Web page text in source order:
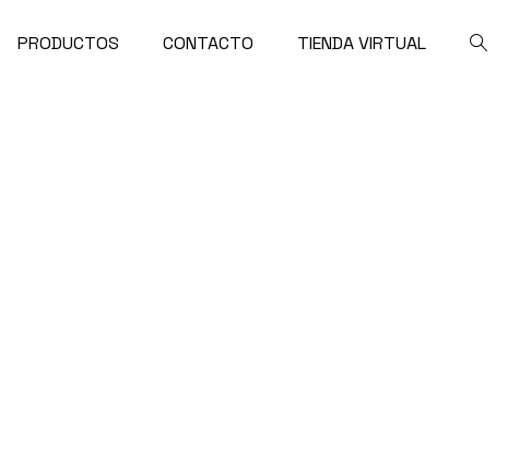
PRODUCTOS CONTACTO TIENDA VIRTUAL